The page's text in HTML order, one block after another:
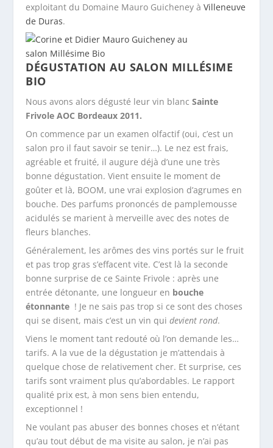
exploitant du Domaine Mauro Guicheney àVilleneuve
de Duras.
DÉGUSTATION AU SALON MILLÉSIME
BIO
Nous avons alors dégusté leur vin blancSainte
Frivole AOC Bordeaux 2011.
On commence par un examen olfactif (oui, c’est un
salon pro il faut savoir se tenir…). Le nez est frais,
agréable et fruité, il augure déjà d’une une très
bonne dégustation. Vient ensuite le moment de
goûter et là, BOOM, une vrai explosion d’agrumes en
bouche. Des parfums prononcés de pamplemousse
acidulés se marient à merveille avec des notes de
fleurs blanches.
Généralement, les arômes des vins portés sur le fruit
et pas trop gras s’effacent vite. C’est là la seconde
bonne surprise de ce Sainte Frivole : après une
entrée détonante, une longueur en bouche
étonnante ! Je ne sais pas trop si ce sont des choses
qui se disent, mais c’est un vin quidevient rond.
Viens le moment tant redouté où l’on demande les…
tarifs. A la vue de la dégustation je m’attendais à
quelque chose de relativement cher. Et surprise, ces
tarifs sont vraiment plus qu’abordables. Le rapport
qualité prix est, à mon sens bien entendu,
exceptionnel !
Ne voulant pas abuser des bonnes choses et n’étant
qu’au tout début de ma visite au salon, je n’ai pas